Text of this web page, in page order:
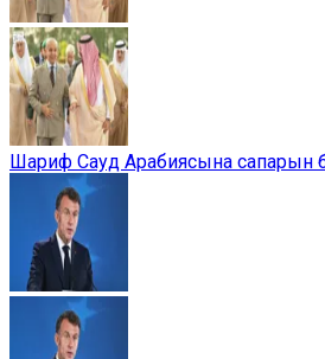
Шариф Сауд Арабиясына сапарын